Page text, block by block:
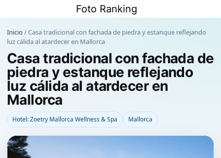
contenido
Foto Ranking
Inicio /Casa tradicional con fachada de piedra y estanque reflejando
luz cálida al atardecer en Mallorca
Casa tradicional con fachada de
piedra y estanque reflejando
luz cálida al atardecer en
Mallorca
Hotel: Zoetry Mallorca Wellness & Spa Mallorca